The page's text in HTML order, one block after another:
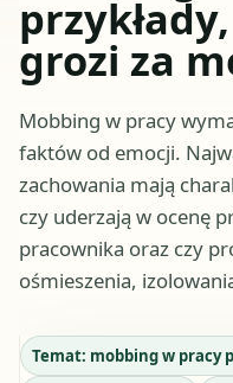
grozi za
Mobbing w pracy
faktów od emocji.
zachowania mają
czy uderzają w ocenę
pracownika oraz czy
ośmieszenia,
Temat: mobbing w pracy